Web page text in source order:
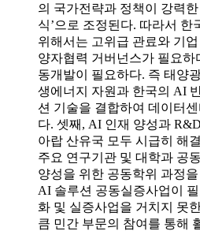
의 국가전략과 정책이 강력
식’으로 조정된다. 따라서
위해서는 고위급 관료와 기
양자협력 거버넌스가 필요
동개발이 필요하다. 즉 태양
생에너지 자원과 한국의 AI
션 기술을 결합하여 데이터
다. 셋째, AI 인재 양성과
아랍 산유국 모두 시급히 해
주요 연구기관 및 대학과 공
양성을 위한 공동학위 과정
AI 솔루션 공동실증사업이
화 및 실증사업을 거치지 못
큼 민간 부문의 참여를 통해